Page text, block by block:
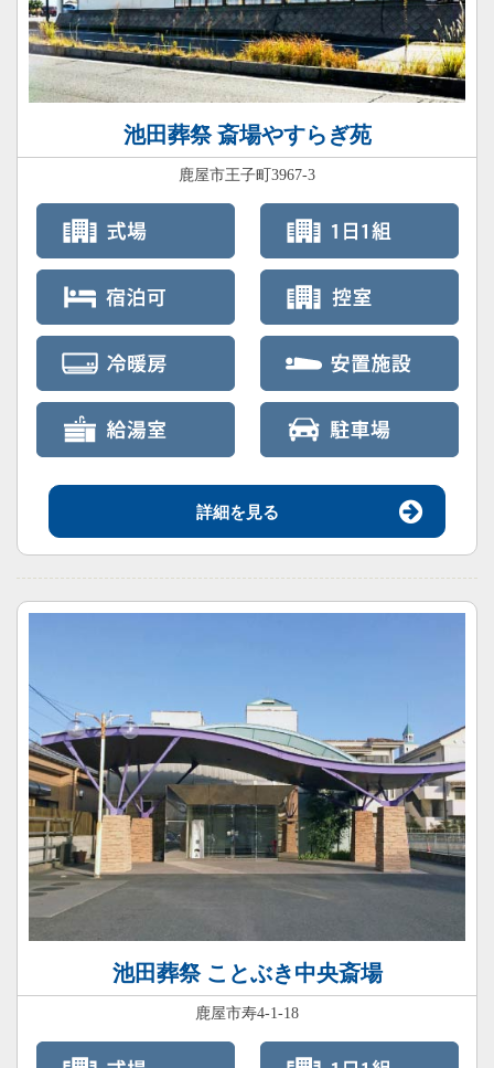
池田葬祭 斎場やすらぎ苑
鹿屋市王子町3967-3
詳細を見る
池田葬祭 ことぶき中央斎場
鹿屋市寿4-1-18